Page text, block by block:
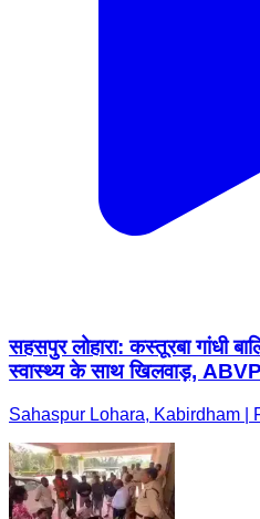
सहसपुर लोहारा: कस्तूरबा गांधी
स्वास्थ्य के साथ खिलवाड़,
Sahaspur Lohara, Kabirdham |